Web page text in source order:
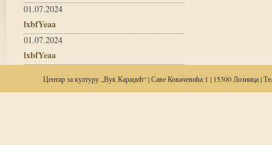
01.07.2024
lxbfYeaa
01.07.2024
lxbfYeaa
Центар закултуру „Вук Караџић“ | Саве Ковачевића 1 | 15300 Лозница |